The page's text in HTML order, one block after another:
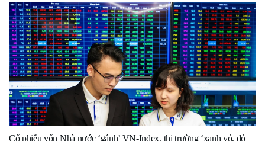
Cổ phiếu vốn Nhà nước ‘gánh’ VN-Index, thị trường ‘xanh vỏ, đỏ